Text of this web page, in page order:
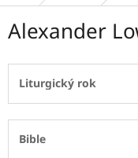
Alexander
Liturgický rok
Bible